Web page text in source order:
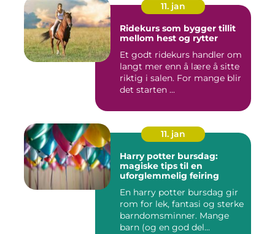
11. jan
Ridekurs som bygger tillit
mellom hest og rytter
Et godt ridekurs handler om
langt mer enn å lære å sitte
riktig i salen. For mange blir
det starten ...
11. jan
Harry potter bursdag:
magiske tips til en
uforglemmelig feiring
En harry potter bursdag gir
rom for lek, fantasi og sterke
barndomsminner. Mange
barn (og en god del...